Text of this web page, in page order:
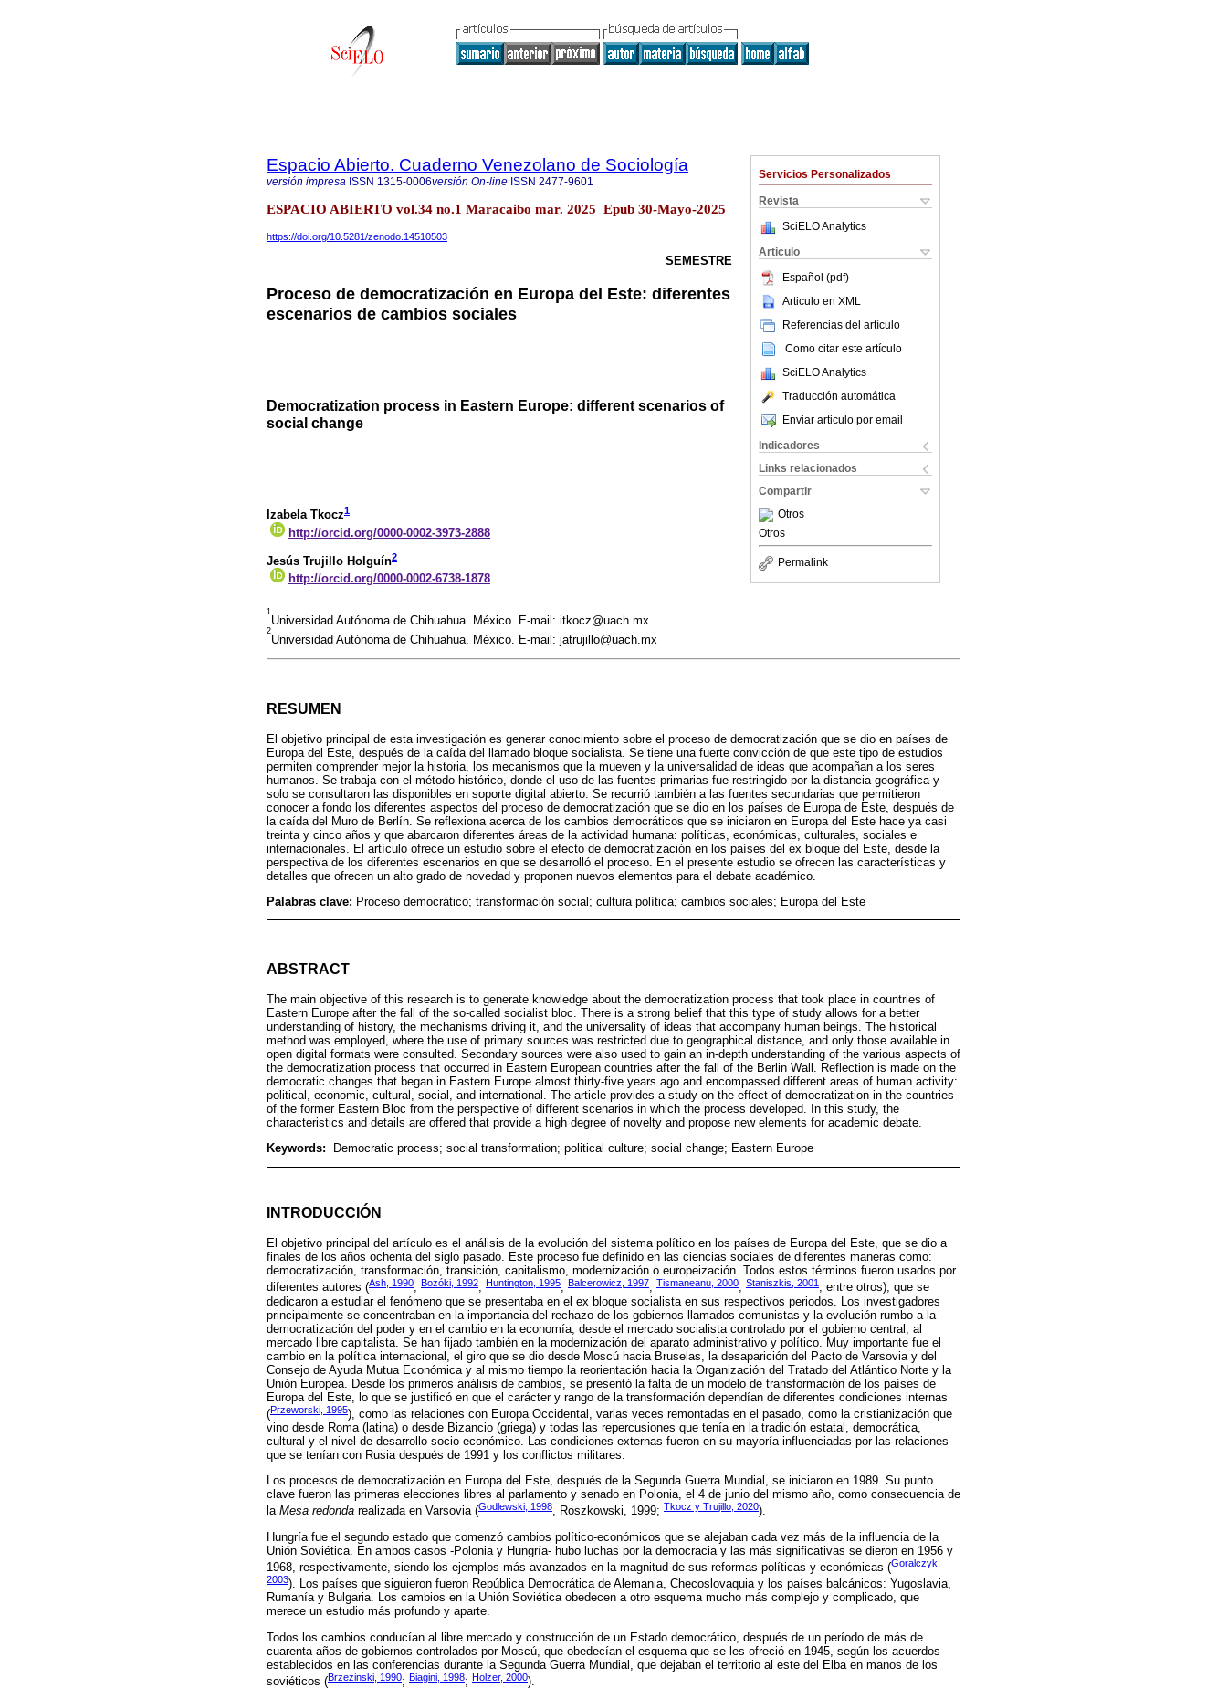
Servicios Personalizados
Revista
SciELO Analytics
Articulo
Español (pdf)
Articulo en XML
Referencias del artículo
Como citar este artículo
SciELO Analytics
Traducción automática
Enviar articulo por email
Indicadores
Links relacionados
Compartir
Otros
Otros
Permalink
Espacio Abierto. Cuaderno Venezolano de Sociología
versión impresa ISSN 1315-0006versión On-line ISSN 2477-9601
ESPACIO ABIERTO vol.34 no.1 Maracaibo mar. 2025 Epub 30-Mayo-2025
https://doi.org/10.5281/zenodo.14510503
SEMESTRE
Proceso de democratización en Europa del Este: diferentes
escenarios de cambios sociales
Democratization process in Eastern Europe: different scenarios of
social change
Izabela Tkocz1
http://orcid.org/0000-0002-3973-2888
Jesús Trujillo Holguín2
http://orcid.org/0000-0002-6738-1878
1
Universidad Autónoma de Chihuahua. México. E-mail: itkocz@uach.mx
2
Universidad Autónoma de Chihuahua. México. E-mail: jatrujillo@uach.mx
RESUMEN
El objetivo principal de esta investigación es generar conocimiento sobre el proceso de democratización que se dio en países de
Europa del Este, después de la caída del llamado bloque socialista. Se tiene una fuerte convicción de que este tipo de estudios
permiten comprender mejor la historia, los mecanismos que la mueven y la universalidad de ideas que acompañan a los seres
humanos. Se trabaja con el método histórico, donde el uso de las fuentes primarias fue restringido por la distancia geográfica y
solo se consultaron las disponibles en soporte digital abierto. Se recurrió también a las fuentes secundarias que permitieron
conocer a fondo los diferentes aspectos del proceso de democratización que se dio en los países de Europa de Este, después de
la caída del Muro de Berlín. Se reflexiona acerca de los cambios democráticos que se iniciaron en Europa del Este hace ya casi
treinta y cinco años y que abarcaron diferentes áreas de la actividad humana: políticas, económicas, culturales, sociales e
internacionales. El artículo ofrece un estudio sobre el efecto de democratización en los países del ex bloque del Este, desde la
perspectiva de los diferentes escenarios en que se desarrolló el proceso. En el presente estudio se ofrecen las características y
detalles que ofrecen un alto grado de novedad y proponen nuevos elementos para el debate académico.
Palabras clave: Proceso democrático; transformación social; cultura política; cambios sociales; Europa del Este
ABSTRACT
The main objective of this research is to generate knowledge about the democratization process that took place in countries of
Eastern Europe after the fall of the so-called socialist bloc. There is a strong belief that this type of study allows for a better
understanding of history, the mechanisms driving it, and the universality of ideas that accompany human beings. The historical
method was employed, where the use of primary sources was restricted due to geographical distance, and only those available in
open digital formats were consulted. Secondary sources were also used to gain an in-depth understanding of the various aspects of
the democratization process that occurred in Eastern European countries after the fall of the Berlin Wall. Reflection is made on the
democratic changes that began in Eastern Europe almost thirty-five years ago and encompassed different areas of human activity:
political, economic, cultural, social, and international. The article provides a study on the effect of democratization in the countries
of the former Eastern Bloc from the perspective of different scenarios in which the process developed. In this study, the
characteristics and details are offered that provide a high degree of novelty and propose new elements for academic debate.
Keywords:
Democratic process; social transformation; political culture; social change; Eastern Europe
INTRODUCCIÓN
El objetivo principal del artículo es el análisis de la evolución del sistema político en los países de Europa del Este, que se dio a
finales de los años ochenta del siglo pasado. Este proceso fue definido en las ciencias sociales de diferentes maneras como:
democratización, transformación, transición, capitalismo, modernización o europeización. Todos estos términos fueron usados por
diferentes autores (Ash, 1990; Bozóki, 1992; Huntington, 1995; Balcerowicz, 1997; Tismaneanu, 2000; Staniszkis, 2001 ; entre otros), que se
dedicaron a estudiar el fenómeno que se presentaba en el ex bloque socialista en sus respectivos periodos. Los investigadores
principalmente se concentraban en la importancia del rechazo de los gobiernos llamados comunistas y la evolución rumbo a la
democratización del poder y en el cambio en la economía, desde el mercado socialista controlado por el gobierno central, al
mercado libre capitalista. Se han fijado también en la modernización del aparato administrativo y político. Muy importante fue el
cambio en la política internacional, el giro que se dio desde Moscú hacia Bruselas, la desaparición del Pacto de Varsovia y del
Consejo de Ayuda Mutua Económica y al mismo tiempo la reorientación hacia la Organización del Tratado del Atlántico Norte y la
Unión Europea. Desde los primeros análisis de cambios, se presentó la falta de un modelo de transformación de los países de
Europa del Este, lo que se justificó en que el carácter y rango de la transformación dependían de diferentes condiciones internas
(Przeworski, 1995), como las relaciones con Europa Occidental, varias veces remontadas en el pasado, como la cristianización que
vino desde Roma (latina) o desde Bizancio (griega) y todas las repercusiones que tenía en la tradición estatal, democrática,
cultural y el nivel de desarrollo socio-económico. Las condiciones externas fueron en su mayoría influenciadas por las relaciones
que se tenían con Rusia después de 1991 y los conflictos militares.
Los procesos de democratización en Europa del Este, después de la Segunda Guerra Mundial, se iniciaron en 1989. Su punto
clave fueron las primeras elecciones libres al parlamento y senado en Polonia, el 4 de junio del mismo año, como consecuencia de
la Mesa redonda realizada en Varsovia (Godlewski, 1998, Roszkowski, 1999; Tkocz y Trujillo, 2020).
Hungría fue el segundo estado que comenzó cambios político-económicos que se alejaban cada vez más de la influencia de la
Unión Soviética. En ambos casos -Polonia y Hungría- hubo luchas por la democracia y las más significativas se dieron en 1956 y
1968, respectivamente, siendo los ejemplos más avanzados en la magnitud de sus reformas políticas y económicas (Goralczyk,
2003). Los países que siguieron fueron República Democrática de Alemania, Checoslovaquia y los países balcánicos: Yugoslavia,
Rumanía y Bulgaria. Los cambios en la Unión Soviética obedecen a otro esquema mucho más complejo y complicado, que
merece un estudio más profundo y aparte.
Todos los cambios conducían al libre mercado y construcción de un Estado democrático, después de un período de más de
cuarenta años de gobiernos controlados por Moscú, que obedecían el esquema que se les ofreció en 1945, según los acuerdos
establecidos en las conferencias durante la Segunda Guerra Mundial, que dejaban el territorio al este del Elba en manos de los
soviéticos (Brzezinski, 1990; Biagini, 1998; Holzer, 2000).